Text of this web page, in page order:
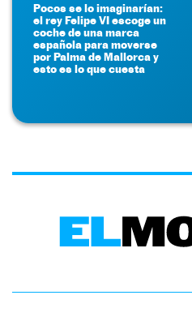
Pocos se lo imaginarían:
el rey Felipe VI escoge un
coche de una marca
española para moverse
por Palma de Mallorca y
esto es lo que cuesta